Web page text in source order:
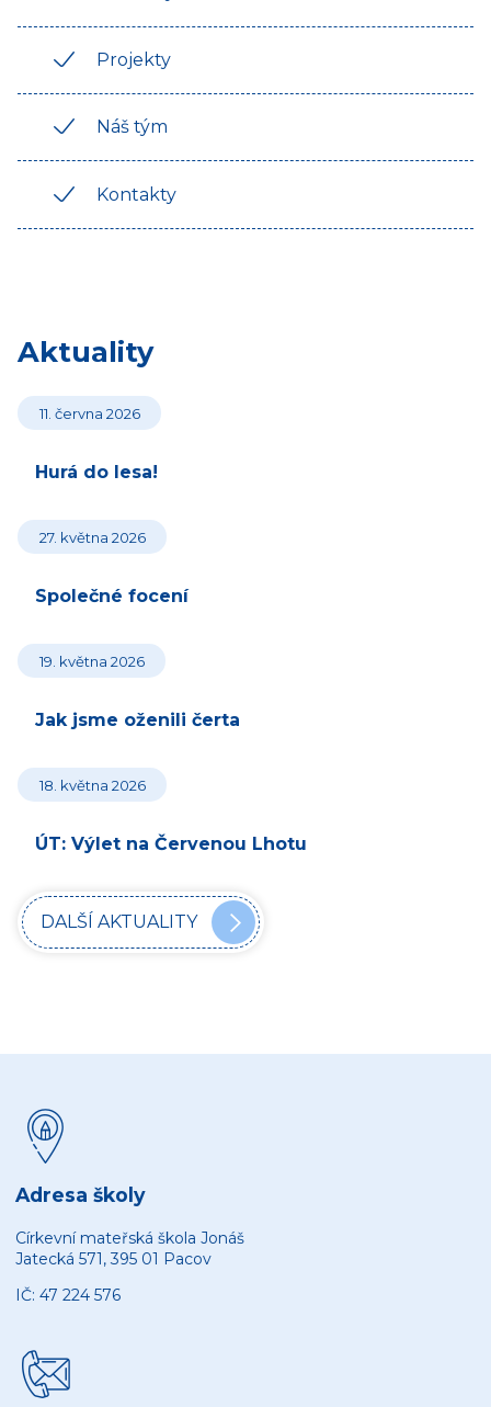
Projekty
Náš tým
Kontakty
Aktuality
11. června 2026
Hurá do lesa!
27. května 2026
Společné focení
19. května 2026
Jak jsme oženili čerta
18. května 2026
ÚT: Výlet na Červenou Lhotu
DALŠÍ AKTUALITY
Adresa školy
Církevní mateřská škola Jonáš
Jatecká 571, 395 01 Pacov
IČ: 47 224 576